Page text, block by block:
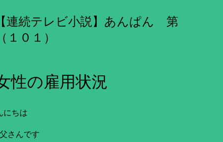
連続テレビ小説】あんぱん 第
０１）
性の雇用状況
にちは
さんです